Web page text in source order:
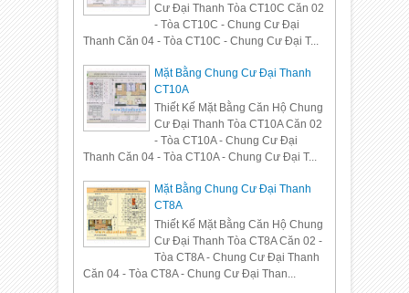
Cư Đại Thanh Tòa CT10C Căn 02
- Tòa CT10C - Chung Cư Đại
Thanh Căn 04 - Tòa CT10C - Chung Cư Đại T...
Mặt Bằng Chung Cư Đại Thanh
CT10A
Thiết Kế Mặt Bằng Căn Hộ Chung
Cư Đại Thanh Tòa CT10A Căn 02
- Tòa CT10A - Chung Cư Đại
Thanh Căn 04 - Tòa CT10A - Chung Cư Đại T...
Mặt Bằng Chung Cư Đại Thanh
CT8A
Thiết Kế Mặt Bằng Căn Hộ Chung
Cư Đại Thanh Tòa CT8A Căn 02 -
Tòa CT8A - Chung Cư Đại Thanh
Căn 04 - Tòa CT8A - Chung Cư Đại Than...